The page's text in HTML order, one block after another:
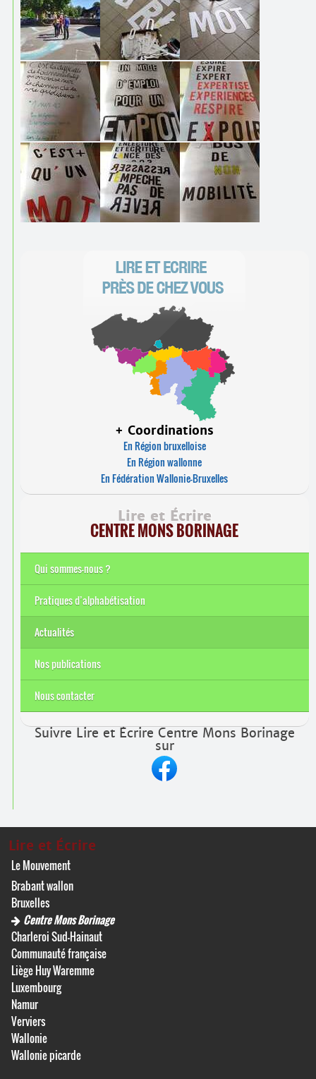
+ Coordinations
En Région bruxelloise
En Région wallonne
En Fédération Wallonie-Bruxelles
Lire et Écrire
CENTRE MONS BORINAGE
Qui sommes-nous ?
Pratiques d’alphabétisation
Actualités
Nos publications
Nous contacter
Suivre Lire et Écrire Centre Mons Borinage
sur
Lire et Écrire
Le Mouvement
Brabant wallon
Bruxelles
Centre Mons Borinage
Charleroi Sud-Hainaut
Communauté française
Liège Huy Waremme
Luxembourg
Namur
Verviers
Wallonie
Wallonie picarde